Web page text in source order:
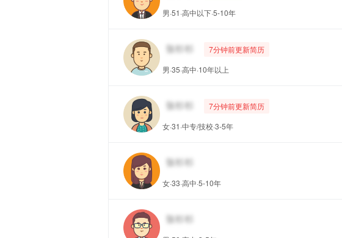
男·51·高中以下·5-10年
7分钟前更新简历
男·35·高中·10年以上
7分钟前更新简历
女·31·中专/技校·3-5年
女·33·高中·5-10年